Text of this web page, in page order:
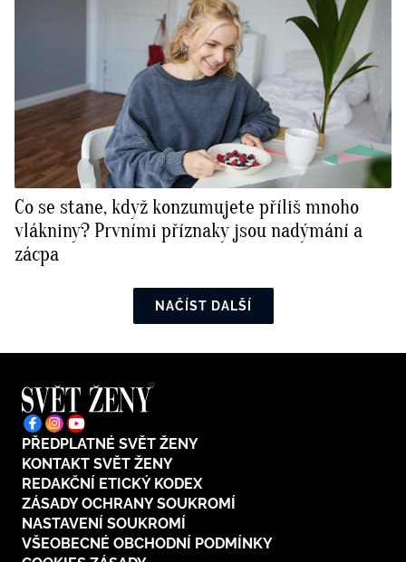
Co se stane, když konzumujete příliš mnoho
vlákniny? Prvními příznaky jsou nadýmání a
zácpa
NAČÍST DALŠÍ
PŘEDPLATNÉ SVĚT ŽENY
KONTAKT SVĚT ŽENY
REDAKČNÍ ETICKÝ KODEX
ZÁSADY OCHRANY SOUKROMÍ
NASTAVENÍ SOUKROMÍ
VŠEOBECNÉ OBCHODNÍ PODMÍNKY